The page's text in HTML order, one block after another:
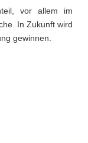
vor allem im
In Zukunft wird
gewinnen.